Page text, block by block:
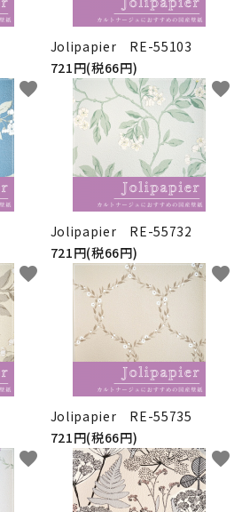
Jolipapier RE-55103
721円(税66円)
favorite
Jolipapier RE-55732
721円(税66円)
favorite
favorite
Jolipapier RE-55735
721円(税66円)
favorite
favorite favorite